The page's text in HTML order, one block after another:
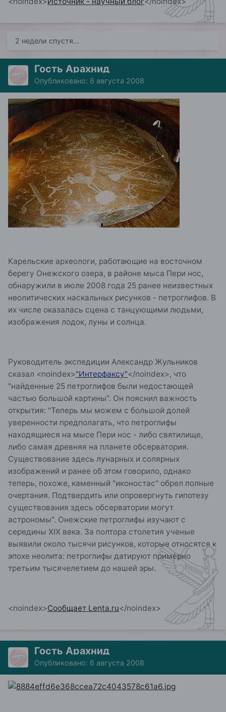
2 недели спустя...
Гость Арахнид
Опубликовано: 6 августа 2008
Карельские археологи, работающие на восточном
берегу Онежского озера, в районе мыса Пери нос,
обнаружили в июле 2008 года 25 ранее неизвестных
неолитических наскальных рисунков - петроглифов. В
их числе оказалась сцена с танцующими людьми,
изображения лодок, луны и солнца.
Руководитель экспедиции Александр Жульников
сказал <noindex>"Интерфаксу"</noindex>, что
"найденные 25 петроглифов были недостающей
частью большой картины". Он пояснил важность
открытия: "Теперь мы можем с большой долей
уверенности предполагать, что петроглифы
находящиеся на мысе Пери нос - либо святилище,
либо самая древняя на планете обсерватория.
Существование здесь лунарных и солярных
изображений и ранее об этом говорило, однако
теперь, похоже, каменный "иконостас" обрел полные
очертания. Подтвердить или опровергнуть гипотезу
существования здесь обсерватории могут
астрономы". Онежские петроглифы изучают с
середины XIX века. За полтора столетия ученые
выявили около тысячи рисунков, которые относятся к
эпохе неолита: петроглифы датируют примерно
третьим тысячелетием до нашей эры.
<noindex>Сообщает Lenta.ru</noindex>
Гость Арахнид
Опубликовано: 6 августа 2008